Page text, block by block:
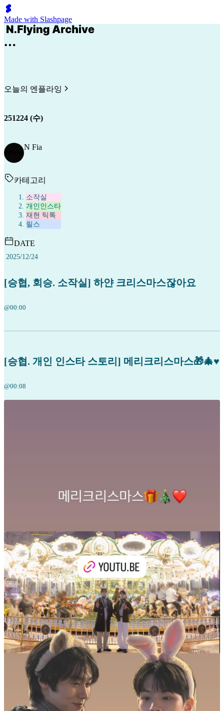
Made with Slashpage
오늘의 엔플라잉
251224 (수)
N Fia
카테고리
소작실
개인인스타
재현 틱톡
릴스
DATE
2025/12/24
[승협, 회승. 소작실] 하얀 크리스마스잖아요
@00:00
[승협. 개인 인스타 스토리] 메리크리스마스🎁🎄♥️
@00:08